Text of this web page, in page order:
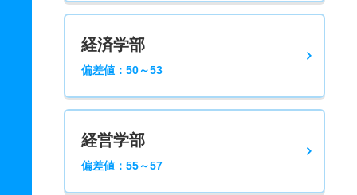
経済学部
偏差値：50～53
経営学部
偏差値：55～57